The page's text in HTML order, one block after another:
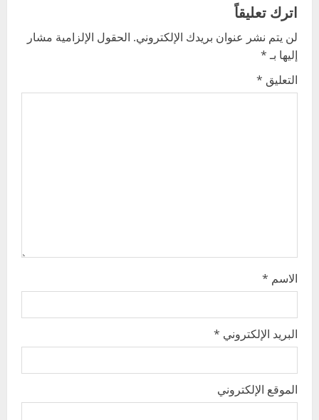
v
i
g
اترك تعليقاً
لن يتم نشر عنوان بريدك الإلكتروني. الحقول الإلزامية مشار
إليها بـ*
التعليق *
الاسم *
البريد الإلكتروني *
الموقع الإلكتروني